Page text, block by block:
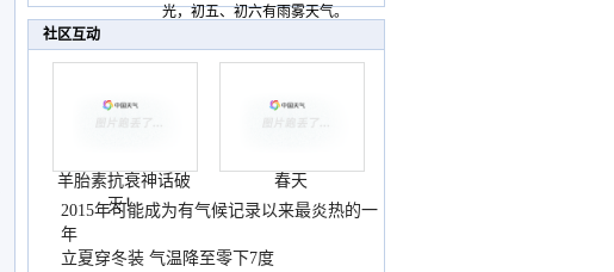
光，初五、初六有雨雾天气。
天气
社区互动
羊胎素抗衰神话破
灭！
春天
2015年可能成为有气候记录以来最炎热的一
年
立夏穿冬装 气温降至零下7度